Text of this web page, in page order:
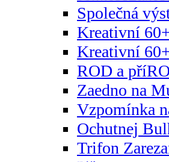
Společná
Kreativní
Kreativní
ROD a
Zaedno na
Vzpomínka
Ochutnej
Trifon